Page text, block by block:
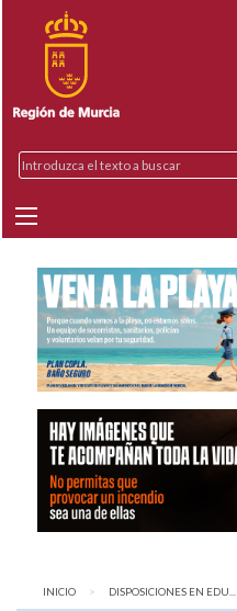
INICIO DISPOSICIONES EN EDU...